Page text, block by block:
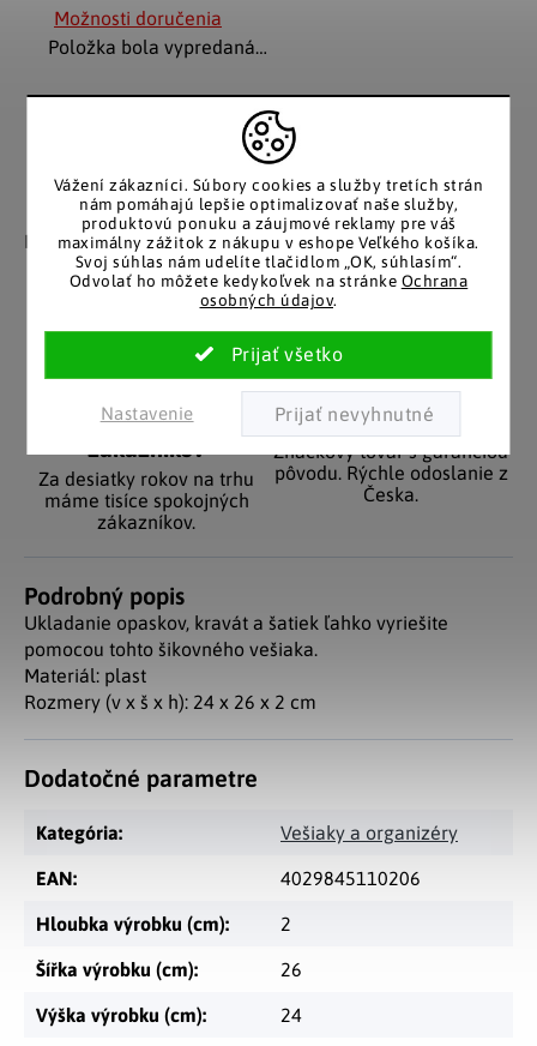
Vážení zákazníci. Súbory cookies a služby tretích strán
nám pomáhajú lepšie optimalizovať naše služby,
produktovú ponuku a záujmové reklamy pre váš
maximálny zážitok z nákupu v eshope Veľkého košíka.
Svoj súhlas nám udelíte tlačidlom „OK, súhlasím“.
Odvolať ho môžete kedykoľvek na stránke Ochrana
osobných údajov.
Nastavenie
Možnosti doručenia
Položka bola vypredaná…
Záruka spokojnosti
Nakupujete bez obáv, férové
​​konanie v každej situácii.
Katalóg v tlačenej
podobe
Stálym zákazníkom
posielame papierový
katalóg do schránky.
Pozitívne ohlasy
zákazníkov
Za desiatky rokov na trhu
máme tisíce spokojných
zákazníkov.
EÚ distribúcia
Značkový tovar s garanciou
pôvodu. Rýchle odoslanie z
Česka.
Podrobný popis
Ukladanie opaskov, kravát a šatiek ľahko vyriešite
pomocou tohto šikovného vešiaka.
Materiál: plast
Rozmery (v x š x h): 24 x 26 x 2 cm
Dodatočné parametre
Kategória: Vešiaky a organizéry
EAN: 4029845110206
Hloubka výrobku (cm): 2
Šířka výrobku (cm): 26
Výška výrobku (cm): 24